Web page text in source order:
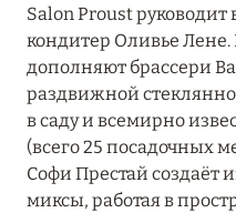
Shangri-La, Paris
The Peninsula Paris
Villa Junot
Salon Proust
кондитер Оливье
дополняют брассери
раздвижной
в саду и всемирно
(всего 25 посадочных
Софи Престай создаёт
миксы, работая в